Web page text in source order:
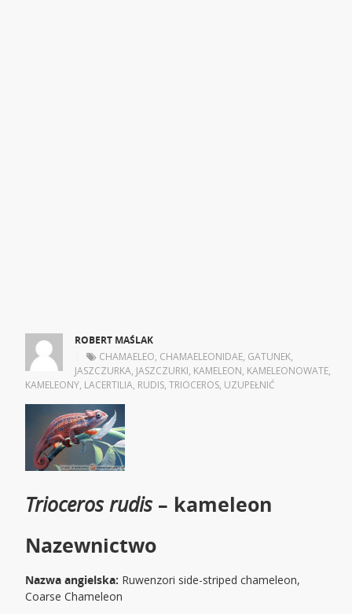
ROBERT MAŚLAK
CHAMAELEO, CHAMAELEONIDAE, GATUNEK,
JASZCZURKA, JASZCZURKI, KAMELEON, KAMELEONOWATE,
KAMELEONY, LACERTILIA, RUDIS,TRIOCEROS, UZUPEŁNIĆ
Trioceros rudis– kameleon
Nazewnictwo
Nazwa angielska: Ruwenzori side-striped chameleon,
Coarse Chameleon